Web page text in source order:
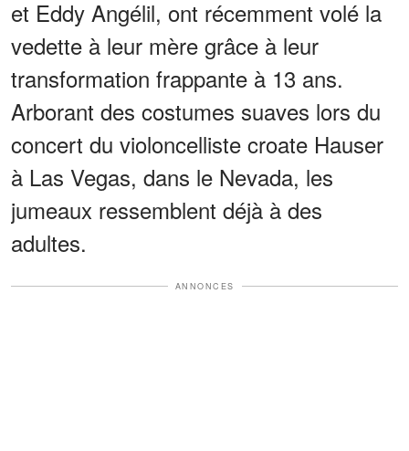
et Eddy Angélil, ont récemment volé la
vedette à leur mère grâce à leur
transformation frappante à 13 ans.
Arborant des costumes suaves lors du
concert du violoncelliste croate Hauser
à Las Vegas, dans le Nevada, les
jumeaux ressemblent déjà à des
adultes.
ANNONCES